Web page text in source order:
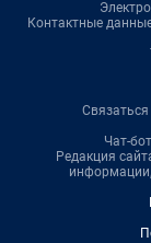
Контактные
Чат-
Редакция